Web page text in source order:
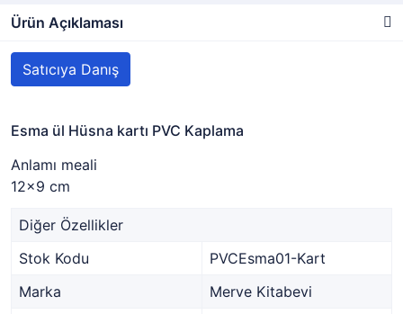
Ürün Açıklaması
Satıcıya Danış
Esma ül Hüsna kartı PVC Kaplama
Anlamı meali
12x9 cm
Diğer Özellikler
Stok Kodu
PVCEsma01-Kart
Marka
Merve Kitabevi